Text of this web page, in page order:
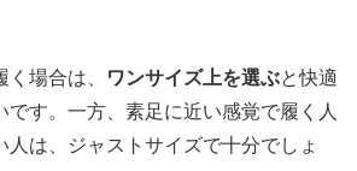
場合は、 ワンサイズ上を選ぶと快適
です。一方、素足に近い感覚で履く人
人は、ジャストサイズで十分でしょ